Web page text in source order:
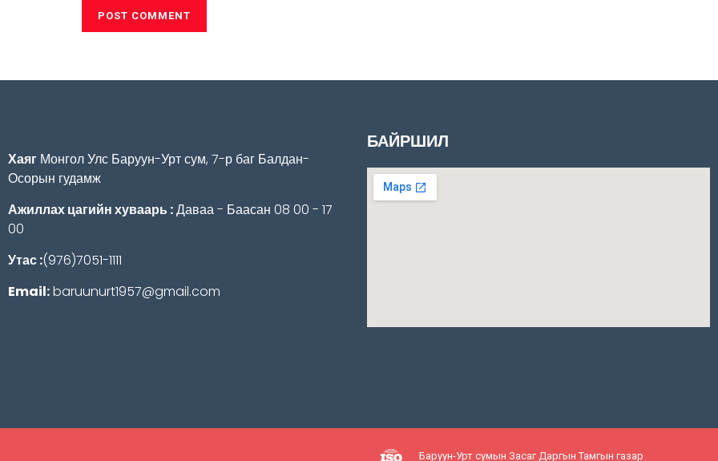
Хаяг Монгол Улс Баруун-Урт сум, 7-р баг Балдан-
Осорын гудамж
Ажиллах цагийн хуваарь :Даваа - Баасан 08 00 - 17
00
Утас :(976)7051-1111
Email:baruunurt1957@gmail.com
БАЙРШИЛ
Баруун-Урт сумын Засаг Даргын Тамгын газар